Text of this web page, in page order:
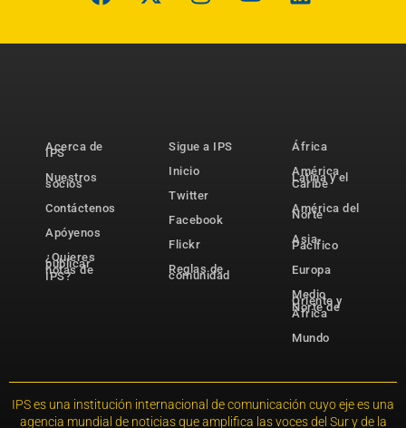
Acerca de
IPS
Nuestros
socios
Contáctenos
Apóyenos
¿Quieres
publicar
notas de
IPS?
Sigue a IPS
Inicio
Twitter
Facebook
Flickr
Reglas de
comunidad
África
América
Latina y el
Caribe
América del
Norte
Asia-
Pacífico
Europa
Medio
Oriente y
Norte de
África
Mundo
IPS es una institución internacional de comunicación cuyo eje es una
agencia mundial de noticias que amplifica las voces del Sur y de la